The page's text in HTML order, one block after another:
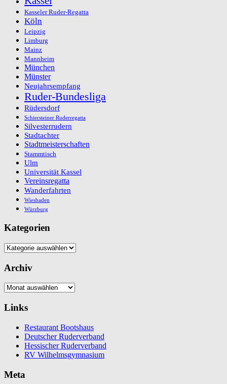
Kasseler Ruder-Regatta
Köln
Leipzig
Limburg
Mainz
Mannheim
München
Münster
Neujahrsempfang
Ruder-Bundesliga
Rüdersdorf
Schiersteiner Ruderregatta
Silvesterrudern
Stadtachter
Stadtmeisterschaften
Stammtisch
Ulm
Universität Kassel
Vereinsregatta
Wanderfahrten
Wiesbaden
Würzburg
Kategorien
Kategorien
Archiv
Archiv
Links
Restaurant Bootshaus
Deutscher Ruderverband
Hessischer Ruderverband
RV Wilhelmsgymnasium
Meta